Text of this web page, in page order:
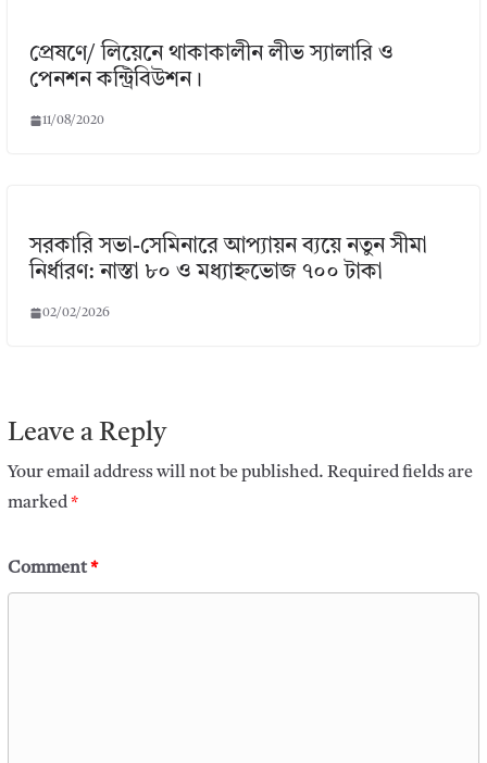
প্রেষণে/ লিয়েনে থাকাকালীন লীভ স্যালারি ও
পেনশন কন্ট্রিবিউশন।
11/08/2020
সরকারি সভা-সেমিনারে আপ্যায়ন ব্যয়ে নতুন সীমা
নির্ধারণ: নাস্তা ৮০ ও মধ্যাহ্নভোজ ৭০০ টাকা
02/02/2026
Leave a Reply
Your email address will not be published. Required fields are
marked*
Comment*